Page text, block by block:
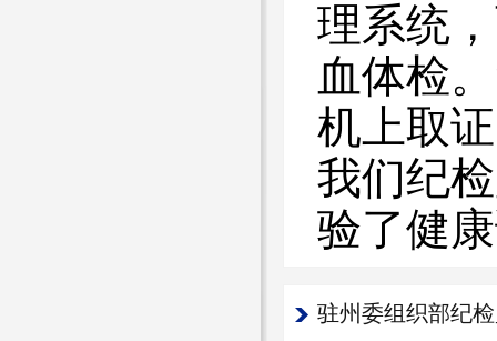
理系统
血体检
机上取
我们纪
验了健
驻州委组织部纪